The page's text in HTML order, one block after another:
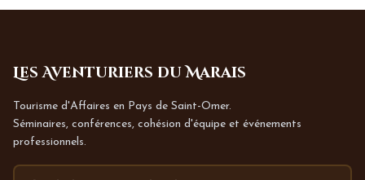
Les Aventuriers du Marais
Tourisme d'Affaires en Pays de Saint-Omer.
Séminaires, conférences, cohésion d'équipe et événements
professionnels.